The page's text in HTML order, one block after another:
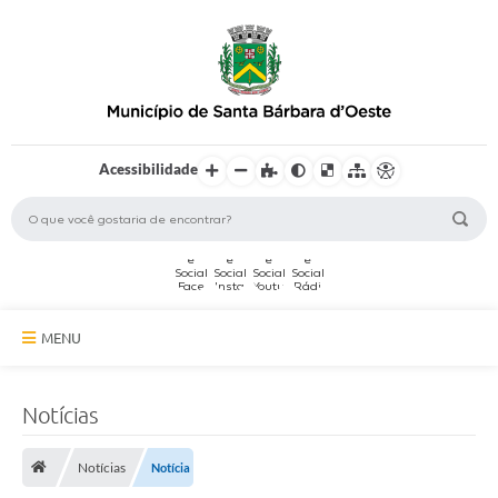
Acessibilidade
MENU
Serviços Online
Notícias
Notícias Notícia